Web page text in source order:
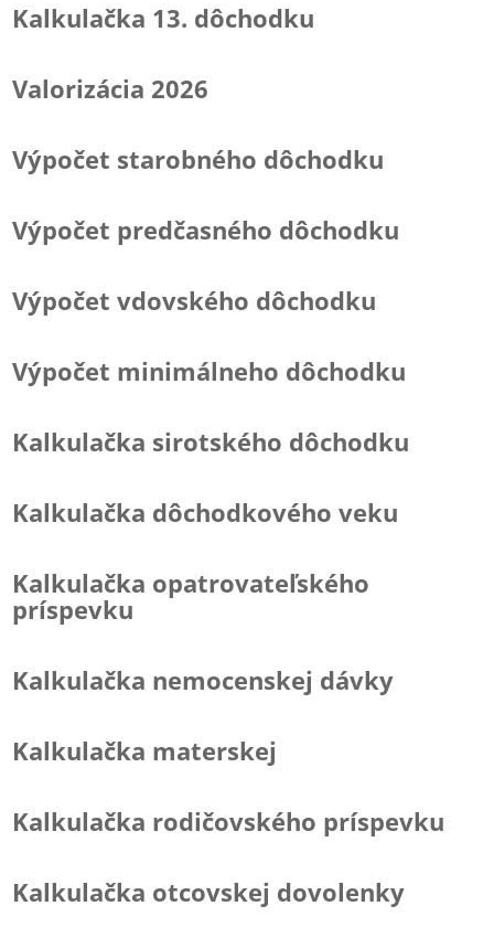
Kalkulačka 13. dôchodku
Valorizácia 2026
Výpočet starobného dôchodku
Výpočet predčasného dôchodku
Výpočet vdovského dôchodku
Výpočet minimálneho dôchodku
Kalkulačka sirotského dôchodku
Kalkulačka dôchodkového veku
Kalkulačka opatrovateľského
príspevku
Kalkulačka nemocenskej dávky
Kalkulačka materskej
Kalkulačka rodičovského príspevku
Kalkulačka otcovskej dovolenky